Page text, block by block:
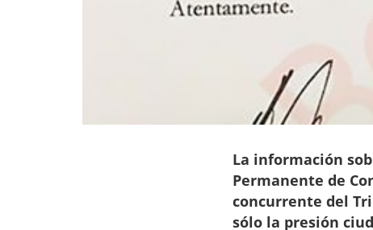
La información
Permanente de
concurrente del
sólo la presión